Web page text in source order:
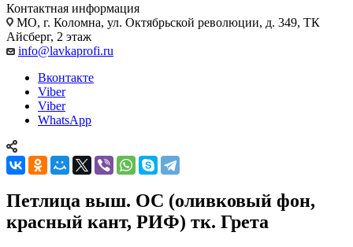
Контактная информация
МО, г. Коломна, ул. Октябрьской революции, д. 349, ТК
Айсберг, 2 этаж
info@lavkaprofi.ru
Вконтакте
Viber
Viber
WhatsApp
Петлица выш. ОС (оливковый фон,
красный кант, РИФ) тк. Грета